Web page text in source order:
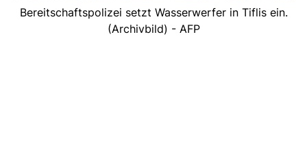
Bereitschaftspolizei setzt Wasserwerfer in Tiflis ein.
(Archivbild) - AFP